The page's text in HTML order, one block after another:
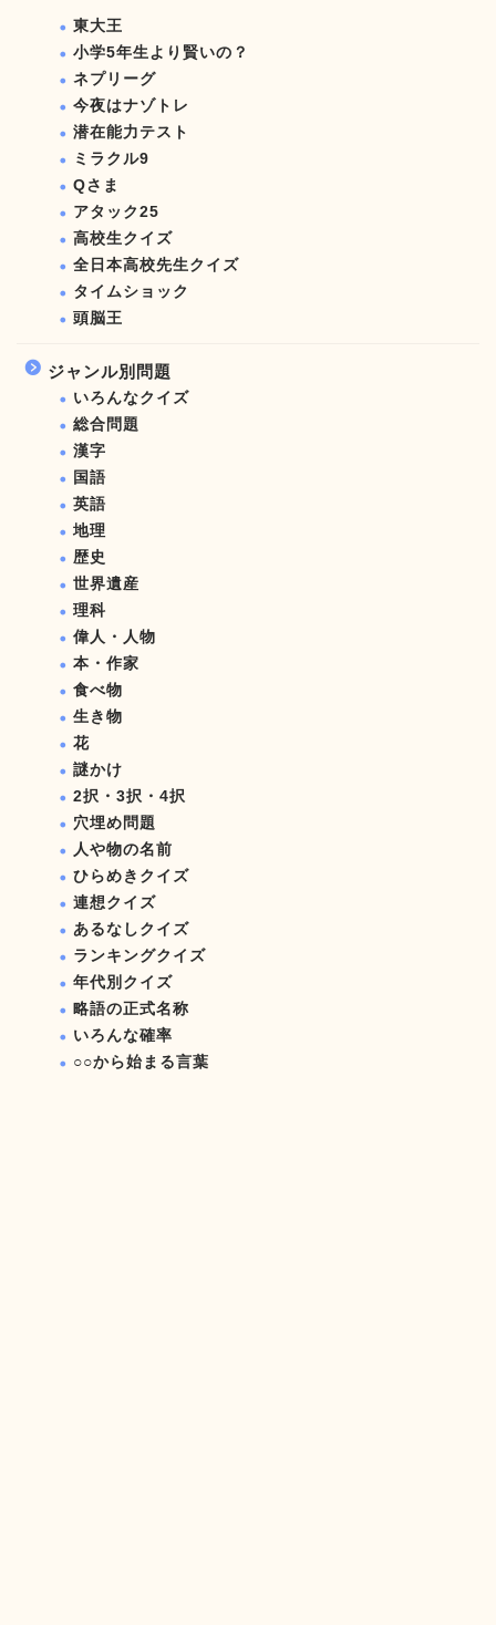
東大王
小学5年生より賢いの？
ネプリーグ
今夜はナゾトレ
潜在能力テスト
ミラクル9
Qさま
アタック25
高校生クイズ
全日本高校先生クイズ
タイムショック
頭脳王
ジャンル別問題
いろんなクイズ
総合問題
漢字
国語
英語
地理
歴史
世界遺産
理科
偉人・人物
本・作家
食べ物
生き物
花
謎かけ
2択・3択・4択
穴埋め問題
人や物の名前
ひらめきクイズ
連想クイズ
あるなしクイズ
ランキングクイズ
年代別クイズ
略語の正式名称
いろんな確率
○○から始まる言葉